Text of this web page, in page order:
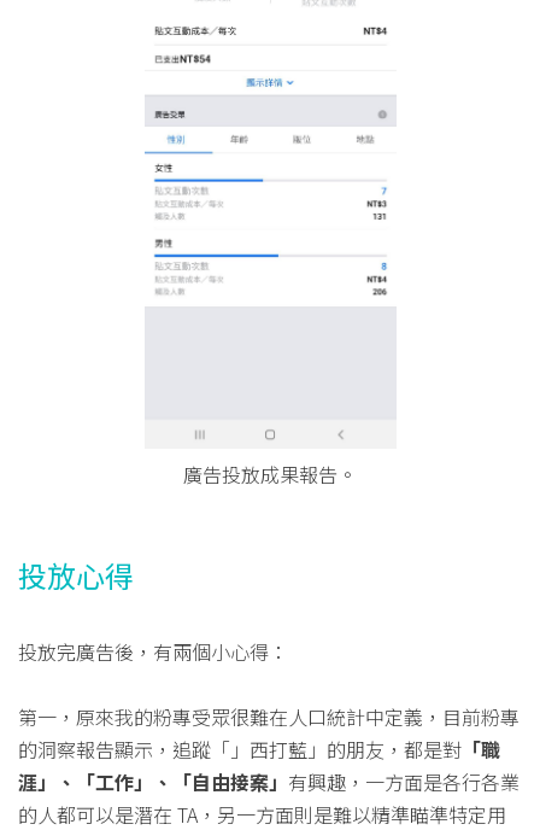
廣告投放成果報告。
投放心得
投放完廣告後，有兩個小心得：
第一，原來我的粉專受眾很難在人口統計中定義，目前粉專
的洞察報告顯示，追蹤「」西打藍」的朋友，都是對 「職
涯」、「工作」、「自由接案」 有興趣，一方面是各行各業
的人都可以是潛在 TA，另一方面則是難以精準瞄準特定用